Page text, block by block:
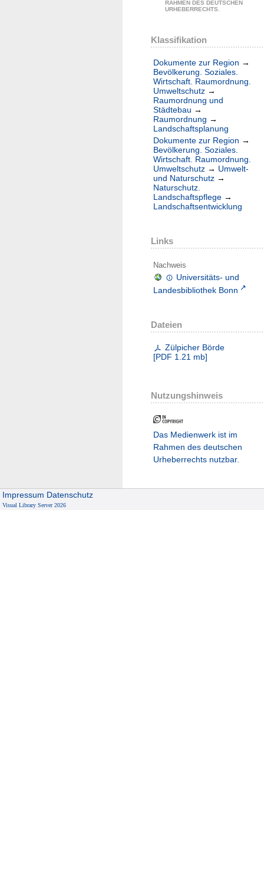
RAHMEN DES DEUTSCHEN
URHEBERRECHTS.
Klassifikation
Dokumente zur Region →
Bevölkerung. Soziales.
Wirtschaft. Raumordnung.
Umweltschutz →
Raumordnung und
Städtebau →
Raumordnung →
Landschaftsplanung
Dokumente zur Region →
Bevölkerung. Soziales.
Wirtschaft. Raumordnung.
Umweltschutz → Umwelt-
und Naturschutz →
Naturschutz.
Landschaftspflege →
Landschaftsentwicklung
Links
Nachweis
Universitäts- und
Landesbibliothek Bonn
Dateien
Zülpicher Börde
[PDF 1.21 mb]
Nutzungshinweis
Das Medienwerk ist im
Rahmen des deutschen
Urheberrechts nutzbar.
Impressum Datenschutz
Visual Library Server 2026